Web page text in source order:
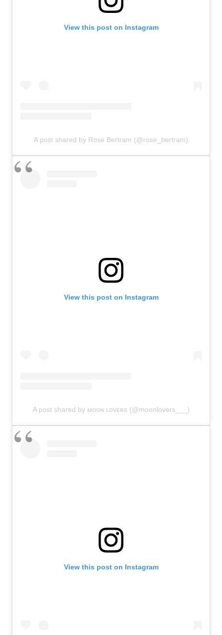
View this post on Instagram
A post shared by Rose Bertram (@rose_bertram)
View this post on Instagram
A post shared by ᴍᴏᴏɴ ʟᴏᴠᴇʀs (@moonlovers___)
View this post on Instagram